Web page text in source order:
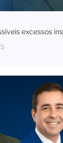
excessos